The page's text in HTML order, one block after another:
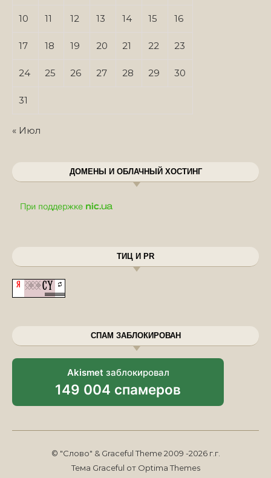
10 11 12 13 14 15 16
17 18 19 20 21 22 23
24 25 26 27 28 29 30
31
« Июл
ДОМЕНЫ И ОБЛАЧНЫЙ ХОСТИНГ
ТИЦ И PR
СПАМ ЗАБЛОКИРОВАН
Akismet заблокировал
149 004 спамеров
© "Слово" & Graceful Theme 2009 -2026 г.г.
Тема Graceful от Optima Themes